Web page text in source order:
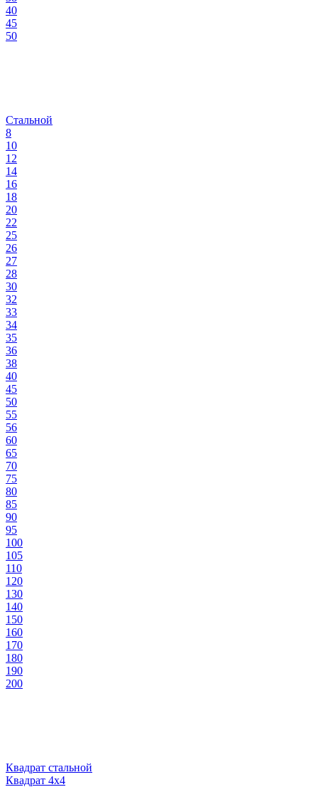
40
45
50
Стальной
8
10
12
14
16
18
20
22
25
26
27
28
30
32
33
34
35
36
38
40
45
50
55
56
60
65
70
75
80
85
90
95
100
105
110
120
130
140
150
160
170
180
190
200
Квадрат стальной
Квадрат 4х4